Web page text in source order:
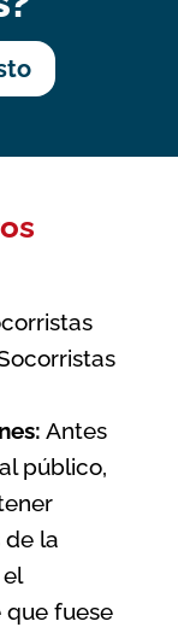
Antes
público,
de la
que fuese